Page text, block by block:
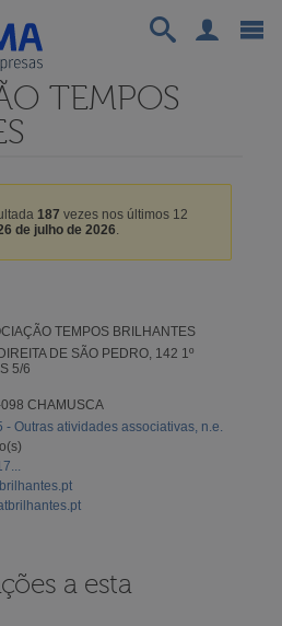
TEMPOS
187 vezes nos últimos 12
de julho de 2026.
TEMPOS BRILHANTES
DE SÃO PEDRO, 142 1º
5/6
CHAMUSCA
- Outras atividades associativas, n.e.
a esta